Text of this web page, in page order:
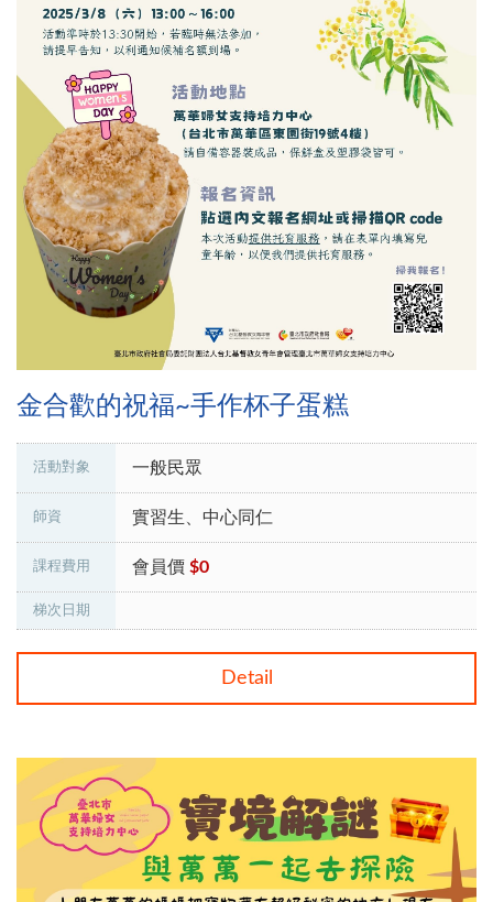
金合歡的祝福~手作杯子蛋糕
活動對象 一般民眾
師資 實習生、中心同仁
課程費用 會員價 $0
梯次日期
Detail